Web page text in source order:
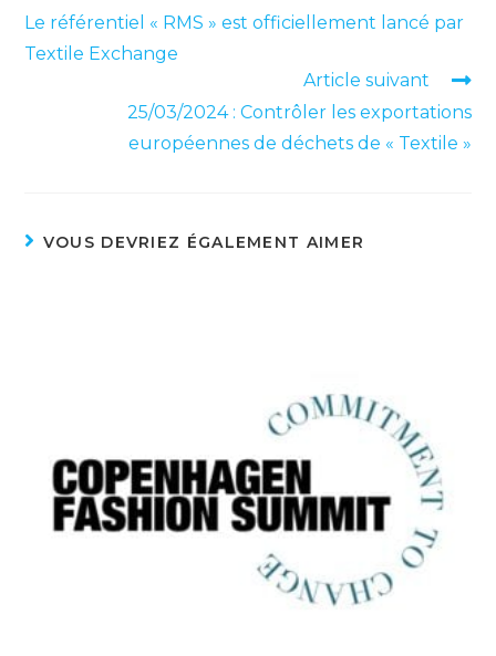
Le référentiel « RMS » est officiellement lancé par
Textile Exchange
Article suivant
25/03/2024 : Contrôler les exportations
européennes de déchets de « Textile »
VOUS DEVRIEZ ÉGALEMENT AIMER